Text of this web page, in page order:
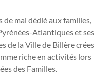
de mai dédié aux familles,
Atlantiques et ses
de la Ville de Billère crées
riche en activités lors
des Familles.